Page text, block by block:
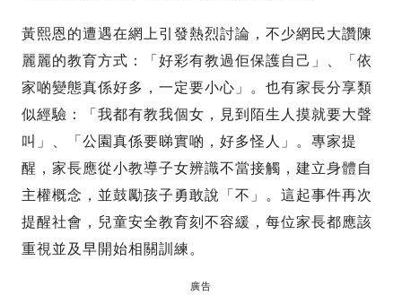
黃熙恩的遭遇在網上引發熱烈討論，不少網民大讚陳
麗麗的教育方式：「好彩有教過佢保護自己」、「依
家啲變態真係好多，一定要小心」。也有家長分享類
似經驗：「我都有教我個女，見到陌生人摸就要大聲
叫」、「公園真係要睇實啲，好多怪人」。專家提
醒，家長應從小教導子女辨識不當接觸，建立身體自
主權概念，並鼓勵孩子勇敢說「不」。這起事件再次
提醒社會，兒童安全教育刻不容緩，每位家長都應該
重視並及早開始相關訓練。
廣告